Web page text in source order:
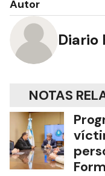
Autor
Diario
NOTAS